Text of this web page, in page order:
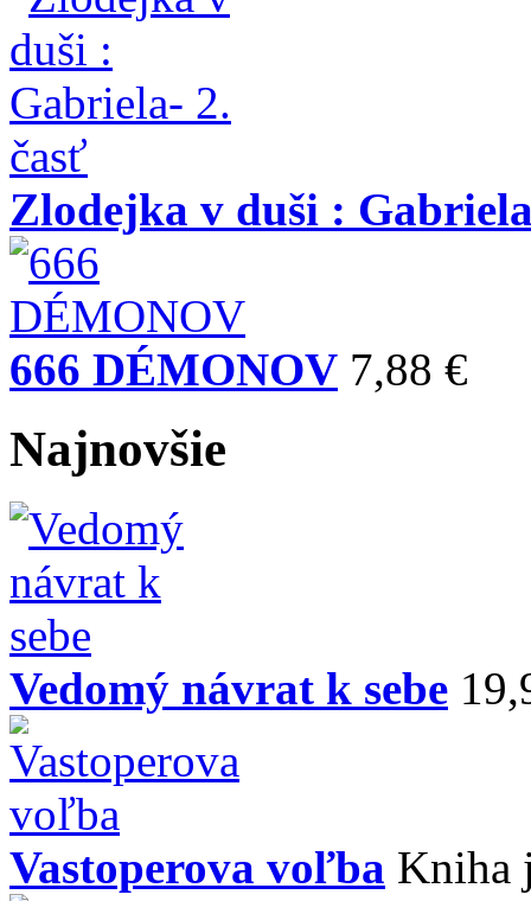
Zlodejka v duši :
666 DÉMONOV 7,88 €
Najnovšie
Vedomý návrat k sebe
Vastoperova voľba Kniha